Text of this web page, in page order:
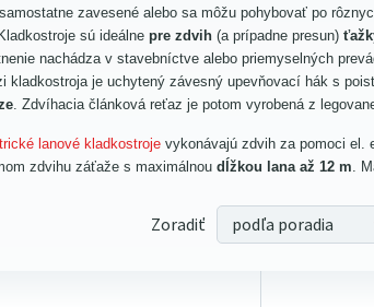
zavesené alebo sa môžu pohybovať po
sú ideálnepre zdvih (a prípadne presun)
nachádza v stavebníctve alebo priemyselných
kladkostroja je uchytený závesný upevňovací hák s
. Zdvíhacia článková reťaz je potom vyrobená z
lanové kladkostroje vykonávajú zdvih za pomoci el.
zdvihu záťaže s maximálnoudĺžkou lana až 12 m.
Zoradiť